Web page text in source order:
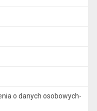
o danych osobowych-